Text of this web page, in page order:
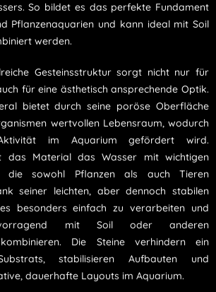
So bildet es das perfekte Fundament
Pflanzenaquarien und kann ideal mit Soil
werden.
Gesteinsstruktur sorgt nicht nur für
für eine ästhetisch ansprechende Optik.
bietet durch seine poröse Oberfläche
wertvollen Lebensraum, wodurch
im Aquarium gefördert wird.
das Material das Wasser mit wichtigen
die sowohl Pflanzen als auch Tieren
seiner leichten, aber dennoch stabilen
besonders einfach zu verarbeiten und
mit Soil oder anderen
Die Steine verhindern ein
stabilisieren Aufbauten und
dauerhafte Layouts im Aquarium.